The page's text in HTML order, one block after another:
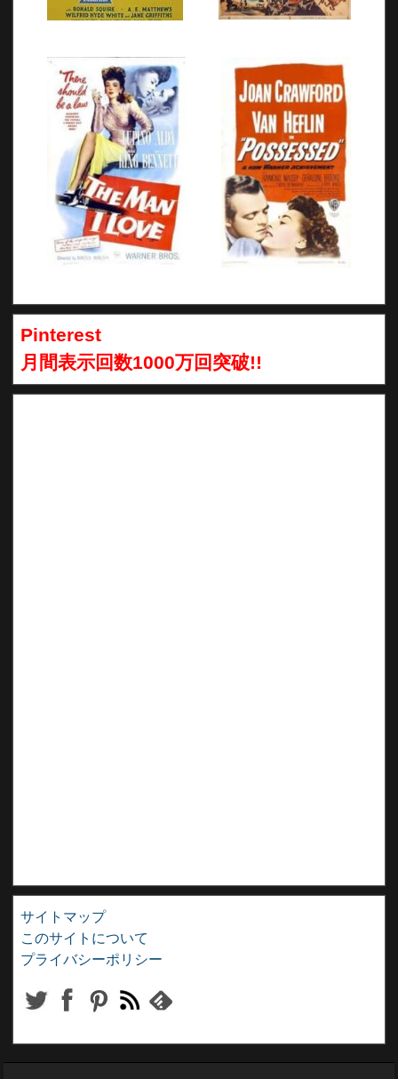
Pinterest
月間表示回数1000万回突破!!
サイトマップ
このサイトについて
プライバシーポリシー